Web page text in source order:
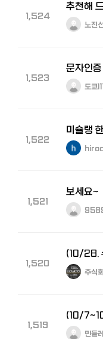
1,524
추천해
노진
1,523
문자인
도쿄111
1,522
미슐랭
1,521
보세요~
1,520
주식
1,519
민들레